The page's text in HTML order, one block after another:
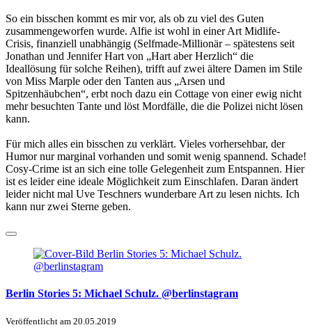
So ein bisschen kommt es mir vor, als ob zu viel des Guten
zusammengeworfen wurde. Alfie ist wohl in einer Art Midlife-
Crisis, finanziell unabhängig (Selfmade-Millionär – spätestens seit
Jonathan und Jennifer Hart von „Hart aber Herzlich“ die
Ideallösung für solche Reihen), trifft auf zwei ältere Damen im Stile
von Miss Marple oder den Tanten aus „Arsen und
Spitzenhäubchen“, erbt noch dazu ein Cottage von einer ewig nicht
mehr besuchten Tante und löst Mordfälle, die die Polizei nicht lösen
kann.
Für mich alles ein bisschen zu verklärt. Vieles vorhersehbar, der
Humor nur marginal vorhanden und somit wenig spannend. Schade!
Cosy-Crime ist an sich eine tolle Gelegenheit zum Entspannen. Hier
ist es leider eine ideale Möglichkeit zum Einschlafen. Daran ändert
leider nicht mal Uve Teschners wunderbare Art zu lesen nichts. Ich
kann nur zwei Sterne geben.
Berlin Stories 5: Michael Schulz. @berlinstagram
Veröffentlicht am 20.05.2019